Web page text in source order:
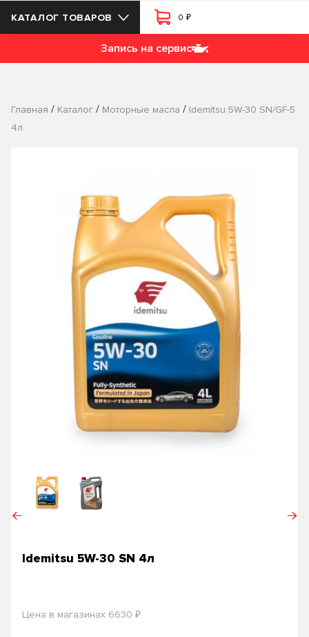
КАТАЛОГ ТОВАРОВ 0 ₽
Запись на сервис
Главная / Каталог / Моторные масла / Idemitsu 5W-30 SN/GF-5
4л
Idemitsu 5W-30 SN 4л
Цена в магазинах 6630 ₽